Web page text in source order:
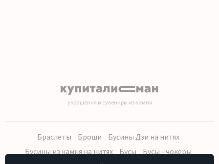
украшения и сувениры из камня
Браслеты Броши
Бусины Дзи на нитях
Бусины из камня на нитях
Бусы
Бусы - чокеры